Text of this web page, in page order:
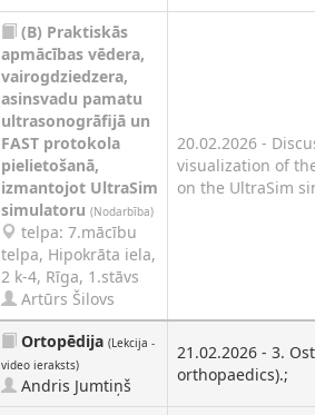
(B) Praktiskās
apmācības vēdera,
vairogdziedzera,
asinsvadu pamatu
ultrasonogrāfijā un
FAST protokola
pielietošanā,
izmantojot UltraSim
simulatoru (Nodarbība)
telpa: 7.mācību
telpa, Hipokrāta iela,
2 k-4, Rīga, 1.stāvs
Artūrs Šilovs
20.02.2026 -
visualization of
on the UltraSim
Ortopēdija (Lekcija -
video ieraksts)
Andris Jumtiņš
21.02.2026 - 3.
orthopaedics).;